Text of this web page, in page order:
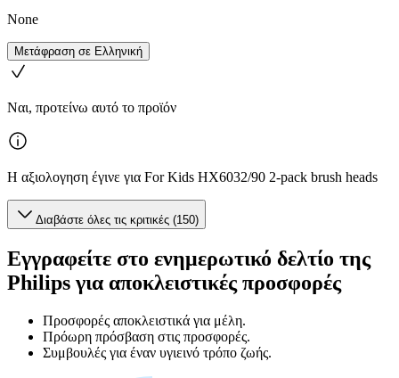
None
Μετάφραση σε Ελληνική
Ναι, προτείνω αυτό το προϊόν
Η αξιολογηση έγινε για For Kids HX6032/90 2-pack brush heads
Διαβάστε όλες τις κριτικές (150)
Εγγραφείτε στο ενημερωτικό δελτίο της
Philips για αποκλειστικές προσφορές
Προσφορές αποκλειστικά για μέλη.
Πρόωρη πρόσβαση στις προσφορές.
Συμβουλές για έναν υγιεινό τρόπο ζωής.